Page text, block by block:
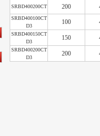
SRBD400200CT 200
SRBD400100CT
D3
100
SRBD400150CT
D3
150
SRBD400200CT
D3
200